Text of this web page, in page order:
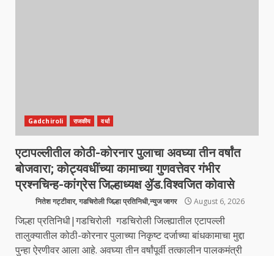
Gadchiroli राजकीय वर्धा
एटापल्लीतील कोठी-कोरनार पुलाचा अवघ्या तीन वर्षांत
बोजवारा; कोट्यवधींच्या कामाच्या गुणवत्तेवर गंभीर
प्रश्नचिन्ह-कांग्रेस जिल्हाध्यक्ष ॶॅड.विश्वजित कोवासे
नितेश गट्टीवार, गडचिरोली जिल्हा प्रतिनिधी,न्युज जागर August 6, 2026
जिल्हा प्रतिनिधी|गडचिरोली गडचिरोली जिल्ह्यातील एटापल्ली
तालुक्यातील कोठी-कोरनार पुलाच्या निकृष्ट दर्जाच्या बांधकामाचा मुद्दा
पुन्हा ऐरणीवर आला आहे. अवघ्या तीन वर्षांपूर्वी तत्कालीन पालकमंत्री